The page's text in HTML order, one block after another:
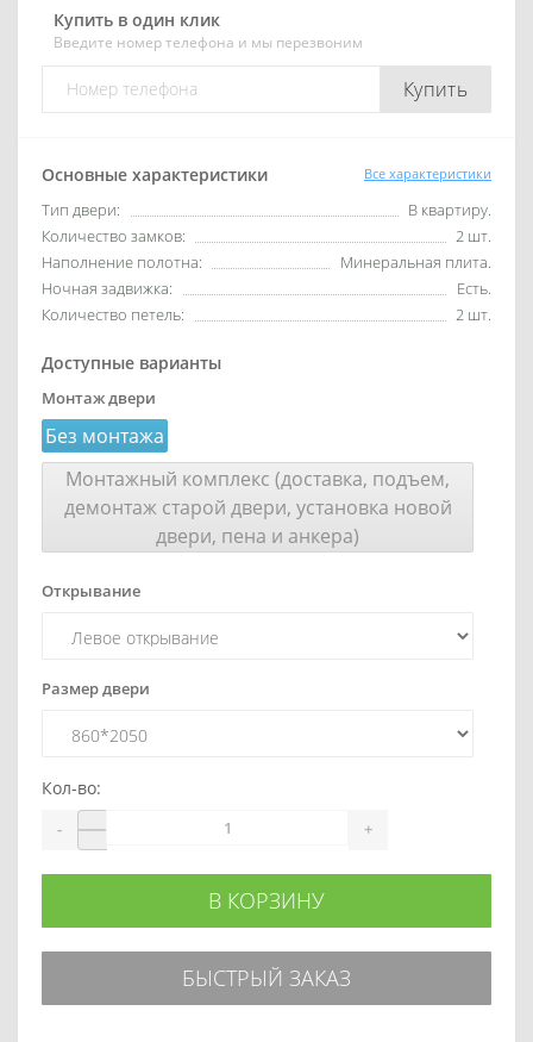
Купить в один клик
Введите номер телефона и мы перезвоним
Купить
Основные характеристики Все характеристики
Тип двери:
В квартиру.
Количество замков:
2 шт.
Наполнение полотна:
Минеральная плита.
Ночная задвижка:
Есть.
Количество петель:
2 шт.
Доступные варианты
Монтаж двери
Без монтажа
Монтажный комплекс (доставка, подъем,
демонтаж старой двери, установка новой
двери, пена и анкера)
Открывание
Размер двери
Кол-во:
- +
В КОРЗИНУ
БЫСТРЫЙ ЗАКАЗ